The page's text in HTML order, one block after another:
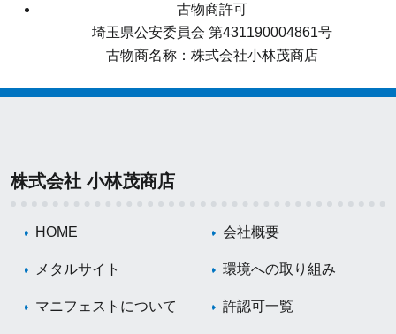
古物商許可
埼玉県公安委員会 第431190004861号
古物商名称：株式会社小林茂商店
株式会社 小林茂商店
HOME 会社概要
メタルサイト 環境への取り組み
マニフェストについて 許認可一覧